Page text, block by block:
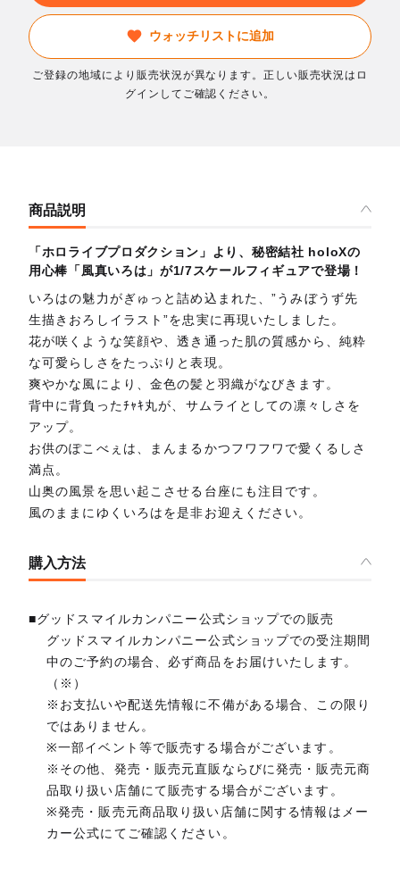
ウォッチリストに追加
ご登録の地域により販売状況が異なります。正しい販売状況はロ
グインしてご確認ください。
商品説明
「ホロライブプロダクション」より、秘密結社 holoXの
用心棒「風真いろは」が1/7スケールフィギュアで登場！
いろはの魅力がぎゅっと詰め込まれた、”うみぼうず先
生描きおろしイラスト”を忠実に再現いたしました。
花が咲くような笑顔や、透き通った肌の質感から、純粋
な可愛らしさをたっぷりと表現。
爽やかな風により、金色の髪と羽織がなびきます。
背中に背負ったﾁｬｷ丸が、サムライとしての凛々しさを
アップ。
お供のぽこべぇは、まんまるかつフワフワで愛くるしさ
満点。
山奥の風景を思い起こさせる台座にも注目です。
風のままにゆくいろはを是非お迎えください。
購入方法
■グッドスマイルカンパニー公式ショップでの販売
グッドスマイルカンパニー公式ショップでの受注期間
中のご予約の場合、必ず商品をお届けいたします。
（※）
※お支払いや配送先情報に不備がある場合、この限り
ではありません。
※一部イベント等で販売する場合がございます。
※その他、発売・販売元直販ならびに発売・販売元商
品取り扱い店舗にて販売する場合がございます。
※発売・販売元商品取り扱い店舗に関する情報はメー
カー公式にてご確認ください。